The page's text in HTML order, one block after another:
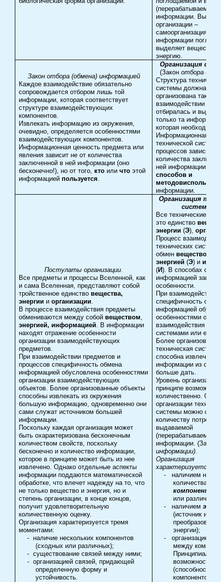
(перерабатываемой)
информации. Высшая
организации –
самоорганизация.
информации
выделяет вещество
энергию.
Закон отбора (обмена) информацией
Каждое взаимодействие обязательно
сопровождается отбором лишь той
информации, которая соответствует
структуре взаимодействующих
компонентов.
Извлекать информацию из окружения,
очевидно, определяется особенностями
взаимодействующих компонентов.
Информационная ценность предмета или
явления зависит не от количества
заключенной в ней информации (оно
бесконечно!), но от того,кто иличто этой
информацией пользуется
Организация
(Закон отбора
Структура
системы должна
организована так,
взаимодействии
отбиралась и
только та
которая необходима.
Информационная
технической
процессов зависит
количества
ней информации, а
способов и
методов
информации.
Постулаты организации.
Все предметы и процессы Вселенной, как
и сама Вселенная, представляют собой
тройственное единствовещества,
энергии иорганизации
В процессе взаимодействия предметы
обмениваются между собойвеществом
энергией, информацией . В информации
находят отражение особенности
организации взаимодействующих
предметов.
При взаимодействии предметов и
процессов специфичность обмена
информацией обусловлена особенностями
организации взаимодействующих
объектов. Более организованные объекты
способны извлекать из окружения
большую информацию, одновременно они
сами служат источником большей
информации.
Поскольку каждая организация может
быть охарактеризована бесконечным
количеством свойств, поскольку
бесконечно и количество информации,
которое в принципе может быть из нее
извлечено. Однако отдельные аспекты
информации поддаются математической
обработке, что влечет надежду на то, что
не только вещество и энергия, но и
степень организации, в конце концов,
получит удовлетворительную
количественную оценку.
Организация характеризуется тремя
моментами:
- наличие нескольких компонентов
(сходных или различных);
- существование связей между ними;
- организацией связей, придающей
определенную форму и
устойчивость.
Организация
систем (ТС)
Все технические
это единство
энергии(Э),
Процесс
технических систем
обменвеществом
энергией (Э) и
(И). В способах
информацией
особенности.
При взаимодействии
специфичность
информацией
особенностями
взаимодействия
системами или ее
Более
техническая система
способна извлечь
информации из
больше дать.
Уровень организации
принципе возможно
количественно. Об
организации
системы можно
количеству
выдаваемой
(перерабатываемой)
информации. (Закон
информации).
Организация
характеризуется
-
наличием
количества и
компонентов
или
-
наличием
(источник и
энергии);
-
организацией
между
возможностью
(способностью)
компонентов к